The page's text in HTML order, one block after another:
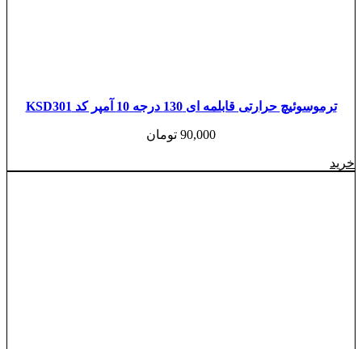
ترموسوئیچ حرارتی قابلمه ای 130 درجه 10 آمپر کد KSD301
90,000 تومان
خرید